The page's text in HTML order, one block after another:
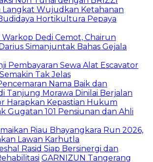
Langkat Wujudkan Ketahanan
Hortikultura Pepaya
Warkop Dedi Cemot, Chairun
Simanjuntak Bahas Gejala
Pembayaran Sewa Alat Escavator
Tak Jelas
Nama Baik dan
Tanjung Morawa Dinilai Berjalan
Harapkan Kepastian Hukum
Gugatan 101 Pensiunan dan Ahli
Riau Bhayangkara Run 2026,
Lawan Karhutla
Rasid Siap Bersinergi dan
GARNIZUN Tangerang